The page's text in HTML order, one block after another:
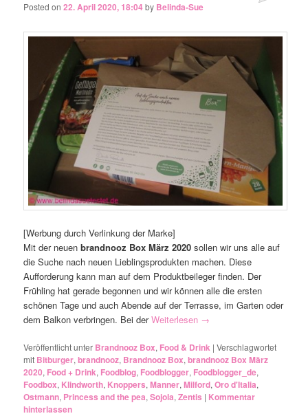
Posted on22. April 2020, 18:04by Belinda-Sue
[Werbung durch Verlinkung der Marke]
Mit der neuenbrandnooz Box März 2020 sollen wir uns alle auf
die Suche nach neuen Lieblingsprodukten machen. Diese
Aufforderung kann man auf dem Produktbeileger finden. Der
Frühling hat gerade begonnen und wir können alle die ersten
schönen Tage und auch Abende auf der Terrasse, im Garten oder
dem Balkon verbringen. Bei derWeiterlesen →
Veröffentlicht unter Brandnooz Box, Food & Drink |Verschlagwortet
mit Bitburger,brandnooz, Brandnooz Box,brandnooz Box März
2020, Food + Drink, Foodblog, Foodblogger, Foodblogger_de,
Foodbox, Klindworth, Knoppers,Manner,Milford,Oro d'Italia,
Ostmann, Princess and the pea,Sojola,Zentis | Kommentar
hinterlassen